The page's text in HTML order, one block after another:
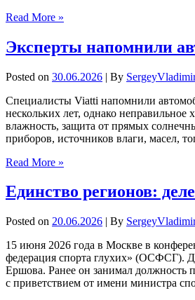
Read More »
Эксперты напомнили
Posted on 30.06.2026 | By
Специалисты Viatti напомнили
нескольких лет, однако
влажность, защита от прямых
приборов, источников влаги, масел,
Read More »
Единство регионов:
Posted on 20.06.2026 | By
15 июня 2026 года в Москве в
федерация спорта глухих» (ОСФСГ).
Ершова. Ранее он занимал должность
с приветствием от имени министра